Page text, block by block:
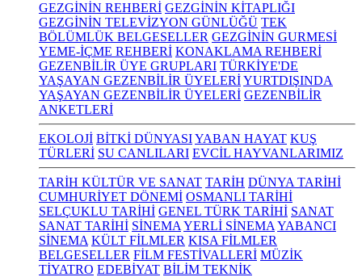
GEZGİNİN REHBERİ GEZGİNİN KİTAPLIĞI
GEZGİNİN TELEVİZYON GÜNLÜĞÜ TEK
BÖLÜMLÜK BELGESELLER GEZGİNİN GURMESİ
YEME-İÇME REHBERİ KONAKLAMA REHBERİ
GEZENBİLİR ÜYE GRUPLARI TÜRKİYE'DE
YAŞAYAN GEZENBİLİR ÜYELERİYURTDIŞINDA
YAŞAYAN GEZENBİLİR ÜYELERİ GEZENBİLİR
ANKETLERİ
EKOLOJİ BİTKİ DÜNYASIYABAN HAYAT KUŞ
TÜRLERİ SU CANLILARI EVCİL HAYVANLARIMIZ
TARİH KÜLTÜR VE SANAT TARİH DÜNYA TARİHİ
CUMHURİYET DÖNEMİ OSMANLI TARİHİ
SELÇUKLU TARİHİ GENEL TÜRK TARİHİ SANAT
SANAT TARİHİ SİNEMA YERLİ SİNEMA YABANCI
SİNEMA KÜLT FİLMLER KISA FİLMLER
BELGESELLER FİLM FESTİVALLERİ MÜZİK
TİYATRO EDEBİYAT BİLİM TEKNİK